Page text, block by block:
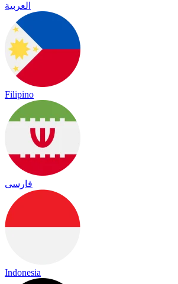
العربية
Filipino
فارسی
Indonesia